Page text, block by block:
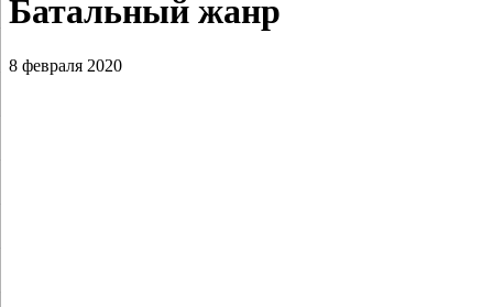
Батальный жанр
8 февраля 2020